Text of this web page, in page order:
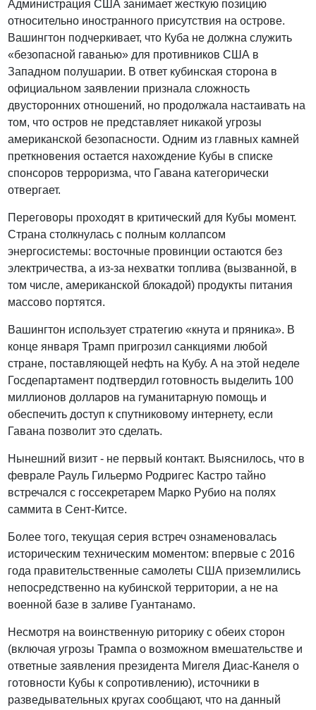
Администрация США занимает жесткую позицию
относительно иностранного присутствия на острове.
Вашингтон подчеркивает, что Куба не должна служить
«безопасной гаванью» для противников США в
Западном полушарии. В ответ кубинская сторона в
официальном заявлении признала сложность
двусторонних отношений, но продолжала настаивать на
том, что остров не представляет никакой угрозы
американской безопасности. Одним из главных камней
преткновения остается нахождение Кубы в списке
спонсоров терроризма, что Гавана категорически
отвергает.
Переговоры проходят в критический для Кубы момент.
Страна столкнулась с полным коллапсом
энергосистемы: восточные провинции остаются без
электричества, а из-за нехватки топлива (вызванной, в
том числе, американской блокадой) продукты питания
массово портятся.
Вашингтон использует стратегию «кнута и пряника». В
конце января Трамп пригрозил санкциями любой
стране, поставляющей нефть на Кубу. А на этой неделе
Госдепартамент подтвердил готовность выделить 100
миллионов долларов на гуманитарную помощь и
обеспечить доступ к спутниковому интернету, если
Гавана позволит это сделать.
Нынешний визит - не первый контакт. Выяснилось, что в
феврале Рауль Гильермо Родригес Кастро тайно
встречался с госсекретарем Марко Рубио на полях
саммита в Сент-Китсе.
Более того, текущая серия встреч ознаменовалась
историческим техническим моментом: впервые с 2016
года правительственные самолеты США приземлились
непосредственно на кубинской территории, а не на
военной базе в заливе Гуантанамо.
Несмотря на воинственную риторику с обеих сторон
(включая угрозы Трампа о возможном вмешательстве и
ответные заявления президента Мигеля Диас-Канеля о
готовности Кубы к сопротивлению), источники в
разведывательных кругах сообщают, что на данный